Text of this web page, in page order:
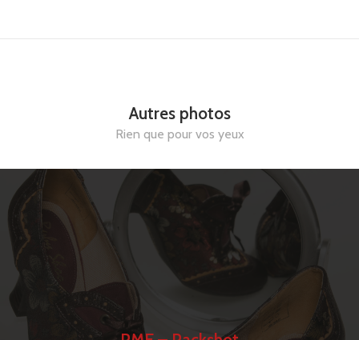
Autres photos
Rien que pour vos yeux